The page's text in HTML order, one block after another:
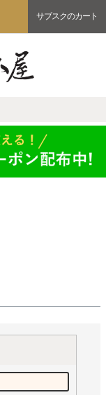
サブスクのカート